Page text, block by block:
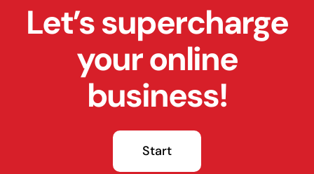
Let’s supercharge
your online
business!
Start